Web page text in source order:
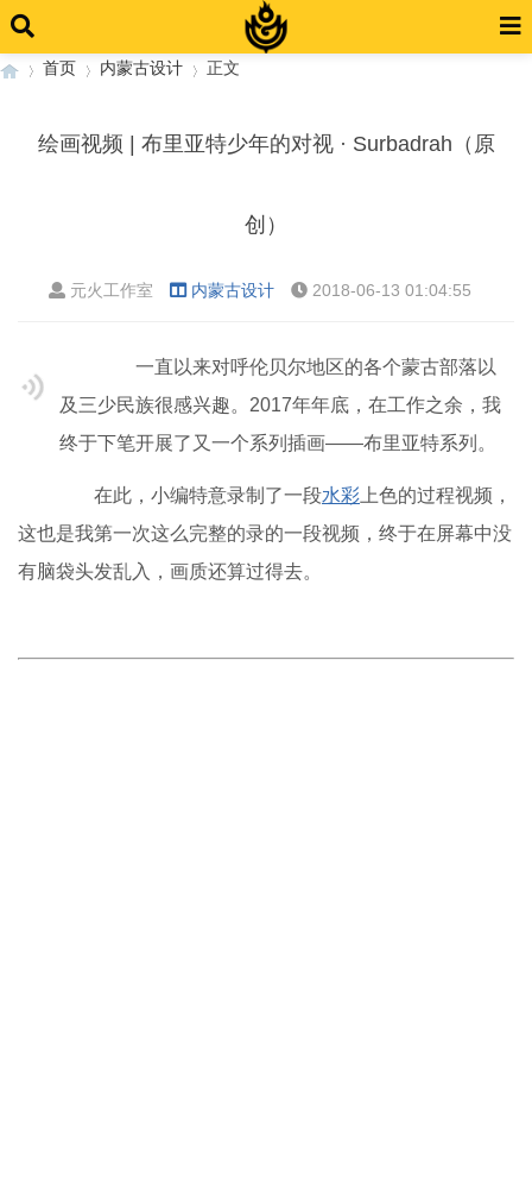
首页 内蒙古设计 正文
绘画视频 | 布里亚特少年的对视 · Surbadrah（原
创）
元火工作室 内蒙古设计 2018-06-13 01:04:55
一直以来对呼伦贝尔地区的各个蒙古部落以
及三少民族很感兴趣。2017年年底，在工作之余，我
终于下笔开展了又一个系列插画——布里亚特系列。
在此，小编特意录制了一段水彩 上色的过程视频，
这也是我第一次这么完整的录的一段视频，终于在屏幕中没
有脑袋头发乱入，画质还算过得去。